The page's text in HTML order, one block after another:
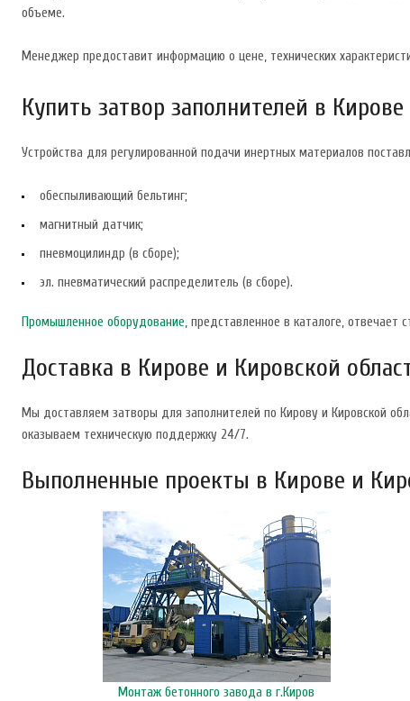
объеме.
Менеджер предоставит информацию о цене, технических
Купить затвор заполнителей в Кирове
Устройства для регулированной подачи инертных материалов
обеспыливающий бельтинг;
магнитный датчик;
пневмоцилиндр (в сборе);
эл. пневматический распределитель (в сборе).
Промышленное оборудование, представленное в каталоге, отвечает
Доставка в Кирове и Кировской
Мы доставляем затворы для заполнителей по Кирову и Кировской
оказываем техническую поддержку 24/7.
Выполненные проекты в Кирове и
Монтаж бетонного завода в г.Киров